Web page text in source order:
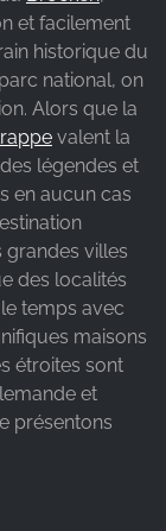
et facilement
historique du
national, on
Alors que la
valent la
légendes et
en aucun cas
grandes villes
des localités
temps avec
maisons
étroites sont
et
présentons